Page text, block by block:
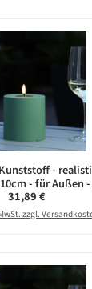
-
- für Außen
Regulärer Preis:
31,89 €
zzgl.